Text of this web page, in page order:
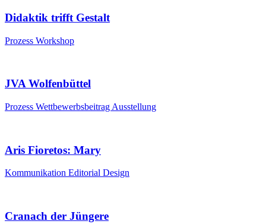
Didaktik trifft Gestalt
Prozess Workshop
JVA Wolfenbüttel
Prozess Wettbewerbsbeitrag Ausstellung
Aris Fioretos: Mary
Kommunikation Editorial Design
Cranach der Jüngere